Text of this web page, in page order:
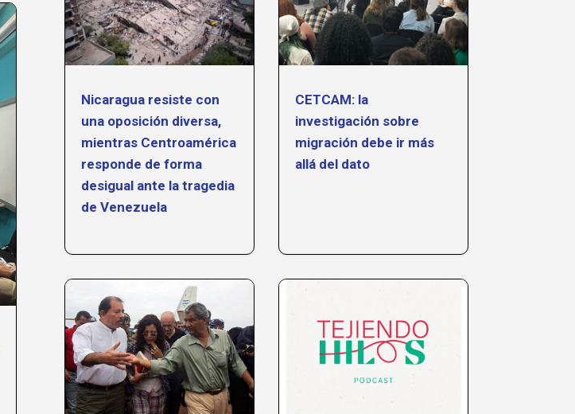
Nicaragua resiste con
una oposición diversa,
mientras Centroamérica
responde de forma
desigual ante la tragedia
de Venezuela
CETCAM: la
investigación sobre
migración debe ir más
allá del dato